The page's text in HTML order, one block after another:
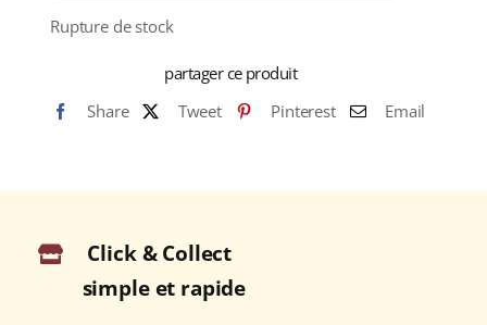
Rupture de stock
partager ce produit
Share
Tweet Pinterest Email
Click & Collect
simple et rapide